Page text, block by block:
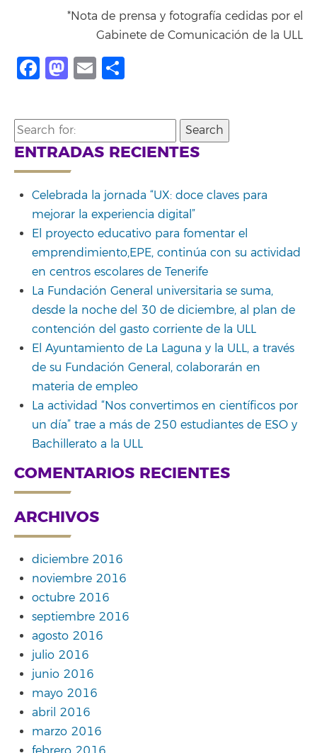
*Nota de prensa y fotografía cedidas por el
Gabinete de Comunicación de la ULL
Facebook
Mastodon
Email
Search
for:
ENTRADAS RECIENTES
Celebrada la jornada “UX: doce claves para
mejorar la experiencia digital”
El proyecto educativo para fomentar el
emprendimiento,EPE, continúa con su actividad
en centros escolares de Tenerife
La Fundación General universitaria se suma,
desde la noche del 30 de diciembre, al plan de
contención del gasto corriente de la ULL
El Ayuntamiento de La Laguna y la ULL, a través
de su Fundación General, colaborarán en
materia de empleo
La actividad “Nos convertimos en científicos por
un día” trae a más de 250 estudiantes de ESO y
Bachillerato a la ULL
COMENTARIOS RECIENTES
ARCHIVOS
diciembre 2016
noviembre 2016
octubre 2016
septiembre 2016
agosto 2016
julio 2016
junio 2016
mayo 2016
abril 2016
marzo 2016